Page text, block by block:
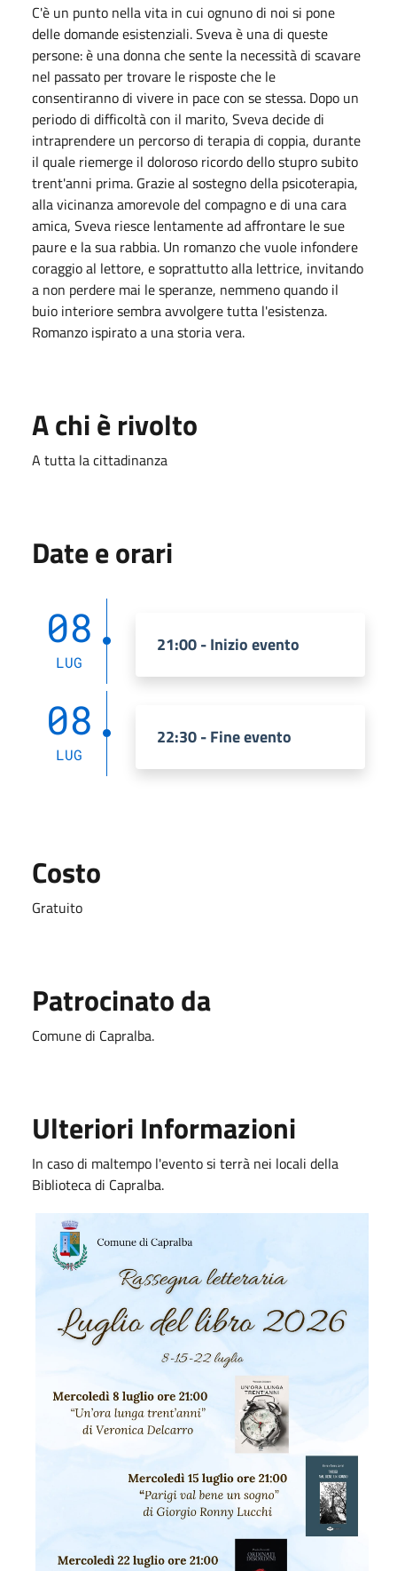
C'è un punto nella vita in cui ognuno di noi si pone
delle domande esistenziali. Sveva è una di queste
persone: è una donna che sente la necessità di scavare
nel passato per trovare le risposte che le
consentiranno di vivere in pace con se stessa. Dopo un
periodo di difficoltà con il marito, Sveva decide di
intraprendere un percorso di terapia di coppia, durante
il quale riemerge il doloroso ricordo dello stupro subito
trent'anni prima. Grazie al sostegno della psicoterapia,
alla vicinanza amorevole del compagno e di una cara
amica, Sveva riesce lentamente ad affrontare le sue
paure e la sua rabbia. Un romanzo che vuole infondere
coraggio al lettore, e soprattutto alla lettrice, invitando
a non perdere mai le speranze, nemmeno quando il
buio interiore sembra avvolgere tutta l'esistenza.
Romanzo ispirato a una storia vera.
A chi è rivolto
A tutta la cittadinanza
Date e orari
08
LUG
21:00 - Inizio evento
08
LUG
22:30 - Fine evento
Costo
Gratuito
Patrocinato da
Comune di Capralba.
Ulteriori Informazioni
In caso di maltempo l'evento si terrà nei locali della
Biblioteca di Capralba.